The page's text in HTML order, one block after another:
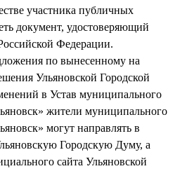
участника публичных
документ, удостоверяющий
Федерации.
по вынесенному на
Ульяновской Городской
в Устав муниципального
жители муниципального
могут направлять в
Городскую Думу, а
сайта Ульяновской